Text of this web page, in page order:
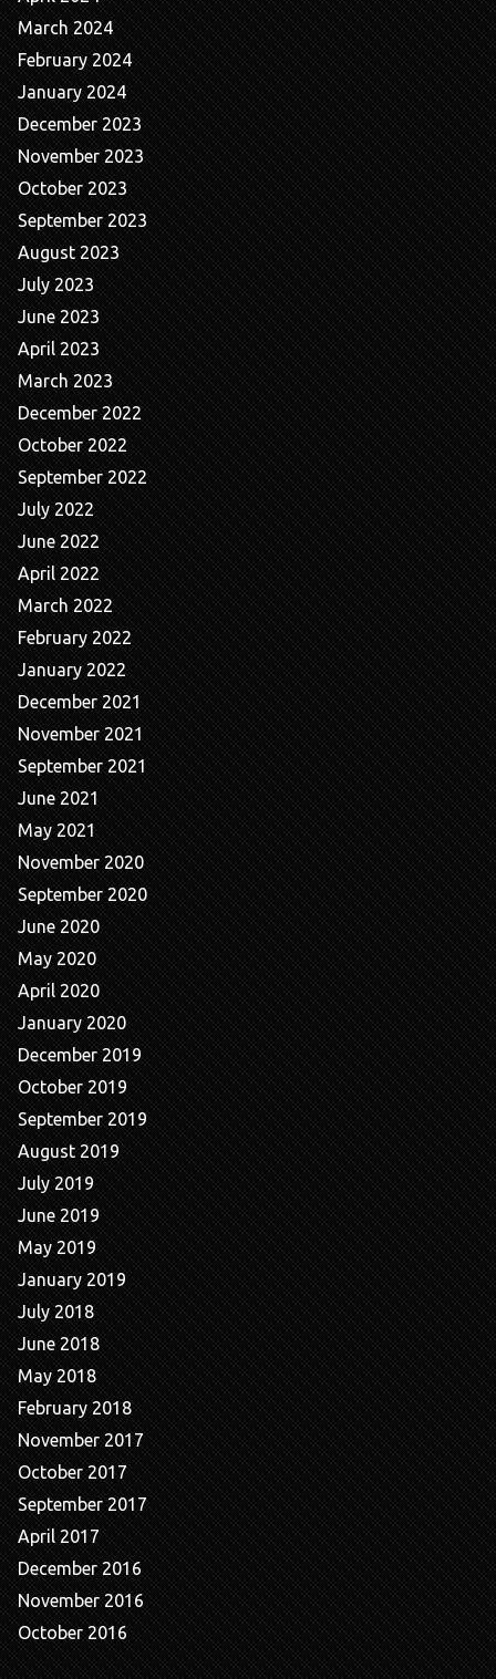
March 2024
February 2024
January 2024
December 2023
November 2023
October 2023
September 2023
August 2023
July 2023
June 2023
April 2023
March 2023
December 2022
October 2022
September 2022
July 2022
June 2022
April 2022
March 2022
February 2022
January 2022
December 2021
November 2021
September 2021
June 2021
May 2021
November 2020
September 2020
June 2020
May 2020
April 2020
January 2020
December 2019
October 2019
September 2019
August 2019
July 2019
June 2019
May 2019
January 2019
July 2018
June 2018
May 2018
February 2018
November 2017
October 2017
September 2017
April 2017
December 2016
November 2016
October 2016